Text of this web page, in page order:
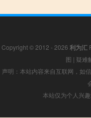
Copyright © 2012 - 2026 利为汇
图 | 疑难
声明：本站内容来自互联网，如
本站仅为个人兴